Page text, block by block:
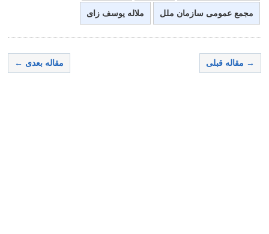
مجمع عمومی سازمان ملل ملاله یوسف زای
→ مقاله قبلی مقاله بعدی ←